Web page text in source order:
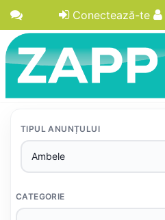
Conectează-te
TIPUL ANUNȚULUI
CATEGORIE